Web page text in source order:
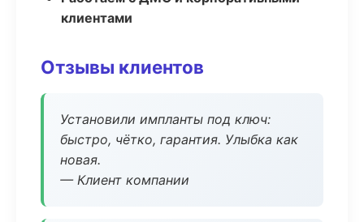
клиентами
Отзывы клиентов
Установили импланты под ключ:
быстро, чётко, гарантия. Улыбка как
новая.
— Клиент компании